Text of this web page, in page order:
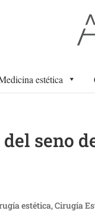
estética
seno
estética,Cirugía